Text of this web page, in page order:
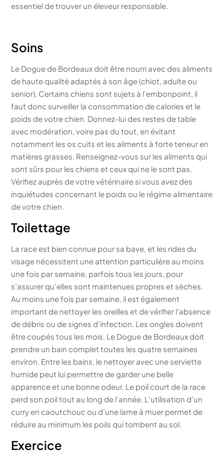
essentiel de trouver un éleveur responsable.
Soins
Le Dogue de Bordeaux doit être nourri avec des aliments
de haute qualité adaptés à son âge (chiot, adulte ou
senior). Certains chiens sont sujets à l’embonpoint, il
faut donc surveiller la consommation de calories et le
poids de votre chien. Donnez-lui des restes de table
avec modération, voire pas du tout, en évitant
notamment les os cuits et les aliments à forte teneur en
matières grasses. Renseignez-vous sur les aliments qui
sont sûrs pour les chiens et ceux qui ne le sont pas.
Vérifiez auprès de votre vétérinaire si vous avez des
inquiétudes concernant le poids ou le régime alimentaire
de votre chien.
Toilettage
La race est bien connue pour sa bave, et les rides du
visage nécessitent une attention particulière au moins
une fois par semaine, parfois tous les jours, pour
s’assurer qu’elles sont maintenues propres et sèches.
Au moins une fois par semaine, il est également
important de nettoyer les oreilles et de vérifier l’absence
de débris ou de signes d’infection. Les ongles doivent
être coupés tous les mois. Le Dogue de Bordeaux doit
prendre un bain complet toutes les quatre semaines
environ. Entre les bains, le nettoyer avec une serviette
humide peut lui permettre de garder une belle
apparence et une bonne odeur. Le poil court de la race
perd son poil tout au long de l’année. L’utilisation d’un
curry en caoutchouc ou d’une lame à muer permet de
réduire au minimum les poils qui tombent au sol.
Exercice